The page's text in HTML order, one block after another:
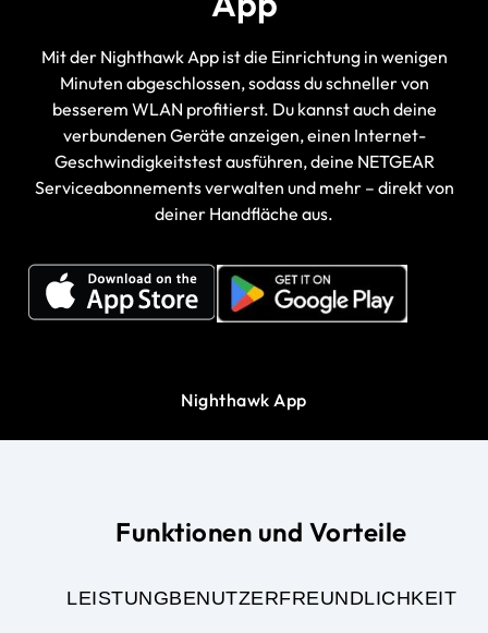
Mit der Nighthawk App ist die Einrichtung in wenigen
Minuten abgeschlossen, sodass du schneller von
besserem WLAN profitierst. Du kannst auch deine
verbundenen Geräte anzeigen, einen Internet-
Geschwindigkeitstest ausführen, deine NETGEAR
Serviceabonnements verwalten und mehr – direkt von
deiner Handfläche aus.
Nighthawk App
Funktionen und Vorteile
LEISTUNGBENUTZERFREUNDLICHKEIT